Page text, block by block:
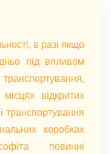
в разі якщо
під впливом
відкритих
транспортування
коробках
повинні